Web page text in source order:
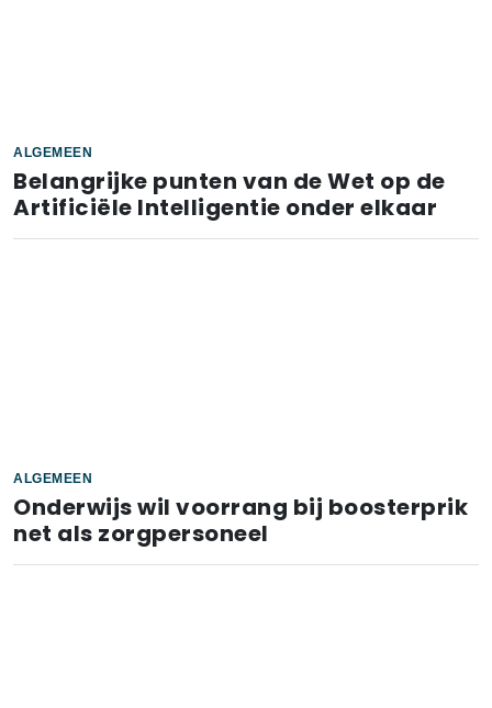
ALGEMEEN
Belangrijke punten van de Wet op de
Artificiële Intelligentie onder elkaar
ALGEMEEN
Onderwijs wil voorrang bij boosterprik
net als zorgpersoneel